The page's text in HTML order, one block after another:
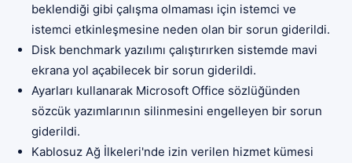
beklendiği gibi çalışma olmaması için istemci ve
istemci etkinleşmesine neden olan bir sorun giderildi.
Disk benchmark yazılımı çalıştırırken sistemde mavi
ekrana yol açabilecek bir sorun giderildi.
Ayarları kullanarak Microsoft Office sözlüğünden
sözcük yazımlarının silinmesini engelleyen bir sorun
giderildi.
Kablosuz Ağ İlkeleri'nde izin verilen hizmet kümesi